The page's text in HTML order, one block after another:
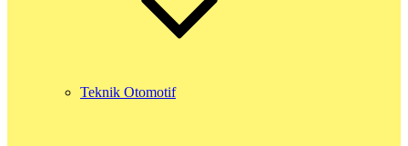
Teknik Otomotif